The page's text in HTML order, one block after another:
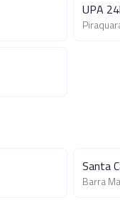
UPA
Santa
Barra